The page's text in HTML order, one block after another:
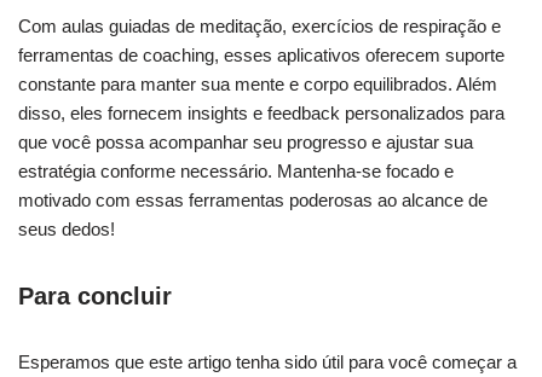
Com aulas guiadas‌ de meditação, exercícios de respiração e
ferramentas ​de coaching, esses ⁣aplicativos⁣ oferecem suporte‌
constante para manter‍ sua mente e corpo equilibrados. Além‌
disso, eles fornecem⁣ insights ‍e feedback ⁢personalizados ‍para
que você possa acompanhar​ seu progresso e ajustar sua
estratégia conforme necessário.⁢ Mantenha-se ⁤focado⁣ e⁣
motivado com essas ferramentas⁤ poderosas ao ‍alcance de
seus dedos!
Para concluir
Esperamos que este artigo tenha sido útil para você começar‌ a⁣